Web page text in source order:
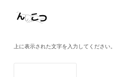
上に表示された文字を入力してください。